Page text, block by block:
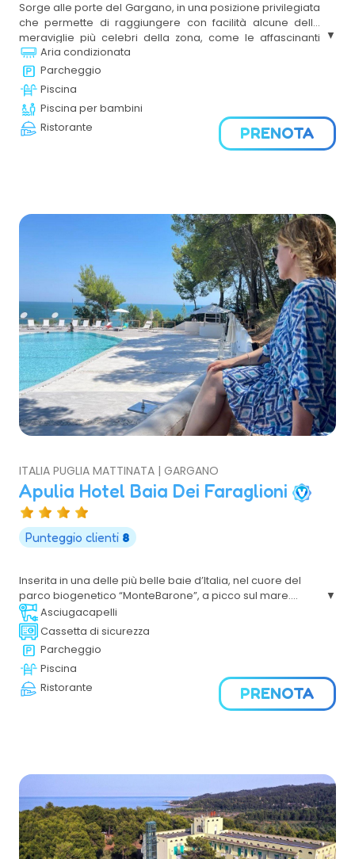
Sorge alle porte del Gargano, in una posizione privilegiata
che permette di raggiungere con facilità alcune delle
meraviglie più celebri della zona, come le affascinanti
Isole Tremiti, la rigogliosa Foresta Umbra e i principali
borghi e luoghi d’interesse che caratterizzano questo
tratto di Puglia. Il Resort, immerso in un contesto naturale
ricco di vegetazione mediterranea, si distingue per i suoi
ampi spazi verdi e per l’atmosfera rilassante che
accompagna ogni momento del soggiorno.
Aria condizionata
Parcheggio
Piscina
Piscina per bambini
Ristorante
PRENOTA
ITALIA PUGLIA MATTINATA | GARGANO
Apulia Hotel Baia Dei Faraglioni
Punteggio clienti 8
Inserita in una delle più belle baie d’Italia, nel cuore del
parco biogenetico “MonteBarone”, a picco sul mare.
L’eleganza delle camere e gli eccellenti servizi lo rendono
uno dei più esclusivi Resort nel Gargano.
Asciugacapelli
Cassetta di sicurezza
Parcheggio
Piscina
Ristorante
PRENOTA